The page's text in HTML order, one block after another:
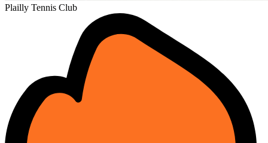
Plailly Tennis Club